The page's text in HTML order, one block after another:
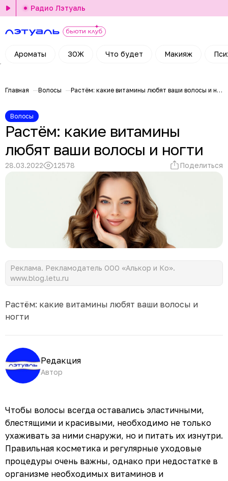
Ароматы ЗОЖ Что будет Макияж
Радио Лэтуаль
Главная Волосы Растём: какие витамины любят ваши волосы и ногти
Волосы
Растём: какие витамины
любят ваши волосы и ногти
28.03.2022 12578 Поделиться
Реклама. Рекламодатель ООО «Алькор и Ко».
www.blog.letu.ru
Растём: какие витамины любят ваши волосы и
ногти
Редакция
Автор
Чтобы волосы всегда оставались эластичными,
блестящими и красивыми, необходимо не только
ухаживать за ними снаружи, но и питать их изнутри.
Правильная косметика и регулярные уходовые
процедуры очень важны, однако при недостатке в
организме необходимых витаминов и